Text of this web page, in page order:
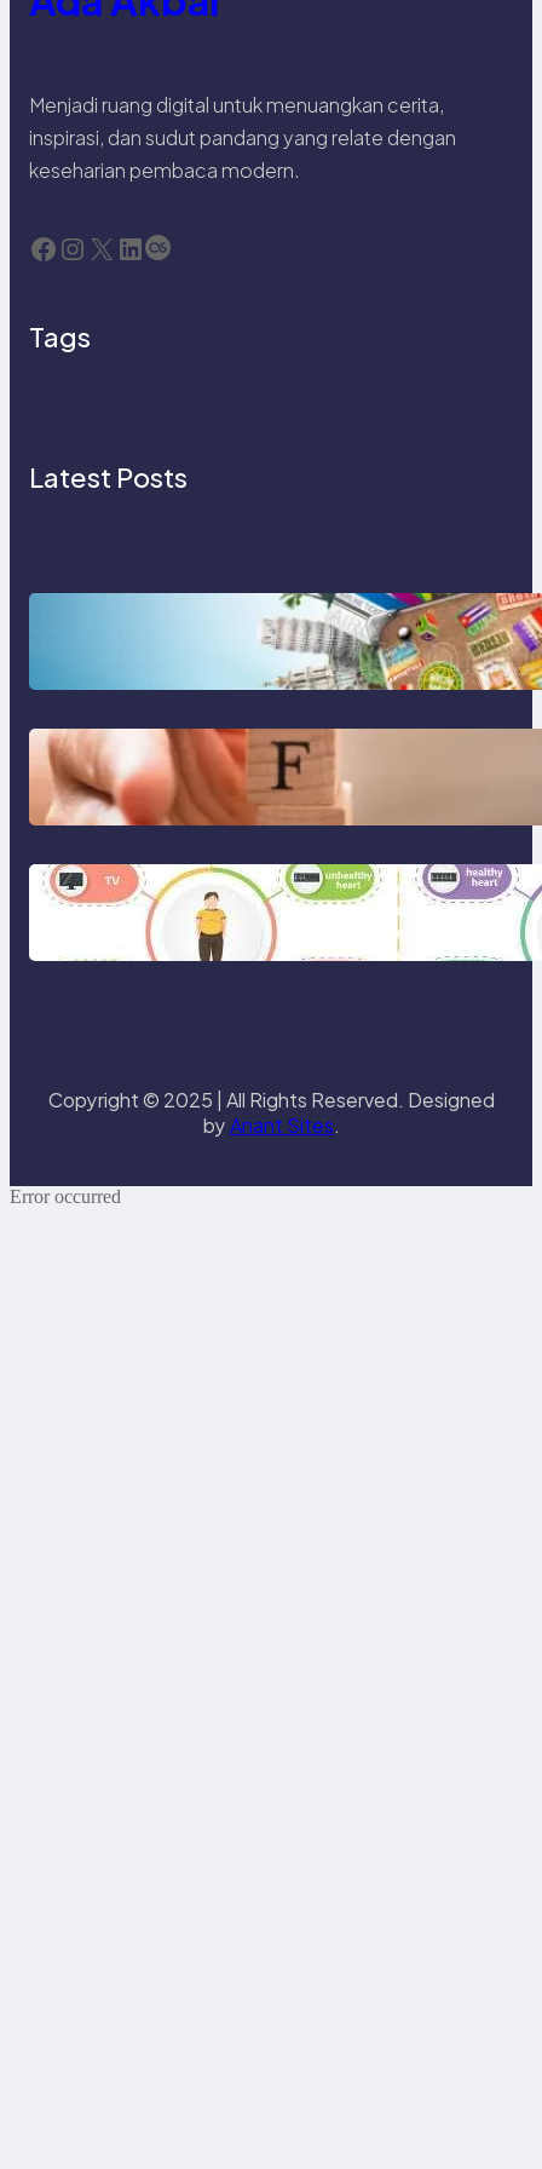
Menjadi ruang digital untuk menuangkan cerita,
inspirasi, dan sudut pandang yang relate dengan
keseharian pembaca modern.
Facebook Instagram X LinkedIn Last.fm
Tags
Latest Posts
Tren Traveling 2025: Liburan
Cerdas, Ramah Lingkungan, dan
Penuh Makna
Gaya Hidup Seimbang 2025:
Kesehatan Mental, Produktivitas,
dan Makna Hidup Baru
Gaya Hidup Sehat 2025: Antara
Tren, Teknologi, dan Kesadaran
Diri
Copyright © 2025 | All Rights Reserved. Designed
byAnant Sites.
Error occurred